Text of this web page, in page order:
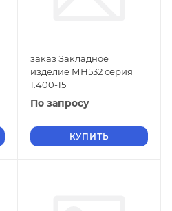
заказ Закладное
изделие МН532 серия
1.400-15
По запросу
КУПИТЬ